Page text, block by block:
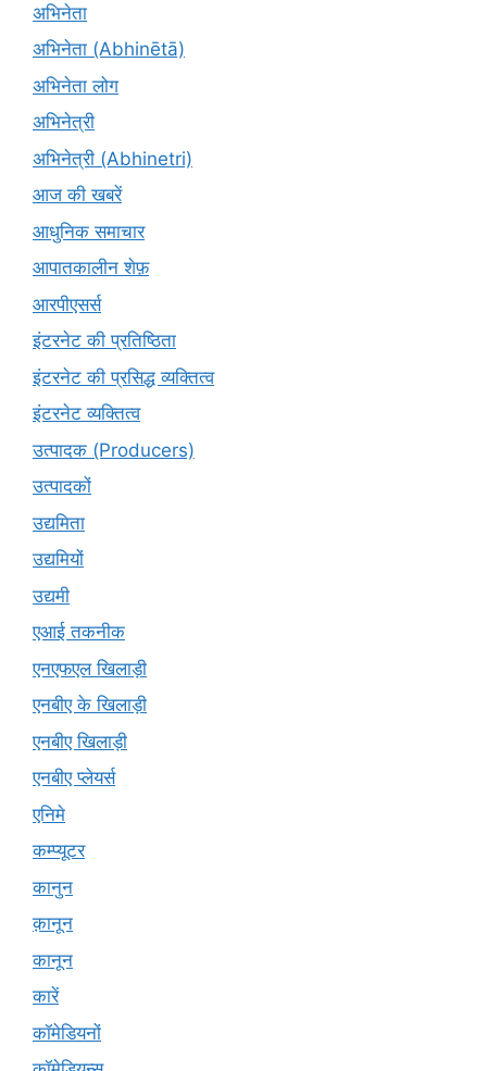
अभिनेता
अभिनेता (Abhinētā)
अभिनेता लोग
अभिनेत्री
अभिनेत्री (Abhinetri)
आज की खबरें
आधुनिक समाचार
आपातकालीन शेफ़
आरपीएसर्स
इंटरनेट की प्रतिष्ठिता
इंटरनेट की प्रसिद्ध व्यक्तित्व
इंटरनेट व्यक्तित्व
उत्पादक (Producers)
उत्पादकों
उद्यमिता
उद्यमियों
उद्यमी
एआई तकनीक
एनएफएल खिलाड़ी
एनबीए के खिलाड़ी
एनबीए खिलाड़ी
एनबीए प्लेयर्स
एनिमे
कम्प्यूटर
कानुन
क़ानून
कानून
कारें
कॉमेडियनों